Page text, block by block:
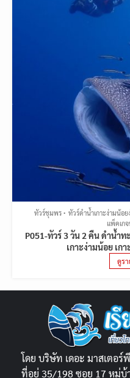
ทัวร์ชุมพร ทัวร์ดำน้ำเกาะง่ามน้อ
แพ็คเก
P051-ทัวร์ 3 วัน 2 คืน ดำน้ำท
เกาะง่ามน้อย เก
ดูร
โดย บริษัท เดอะ มาสเตอร์
ที่อยู่ 35/198 ซอย 17 หมู่บ้